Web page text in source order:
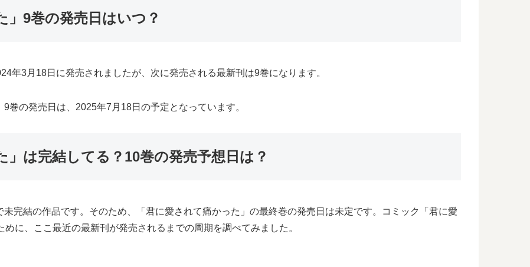
」9巻の発売日はいつ？
年3月18日に発売されましたが、次に発売される最新刊は9巻になります。
巻の発売日は、2025年7月18日の予定となっています。
は完結してる？10巻の発売予想日は？
完結の作品です。そのため、「君に愛されて痛かった」の最終巻の発売日は未定です。コミック「君に愛
に、ここ最近の最新刊が発売されるまでの周期を調べてみました。